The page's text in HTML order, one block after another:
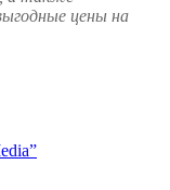
цены на